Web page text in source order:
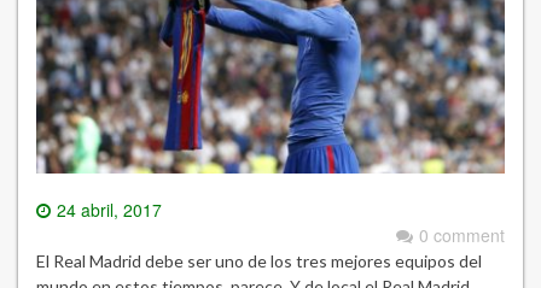
24 abril, 2017
0 comment
El Real Madrid debe ser uno de los tres mejores equipos del